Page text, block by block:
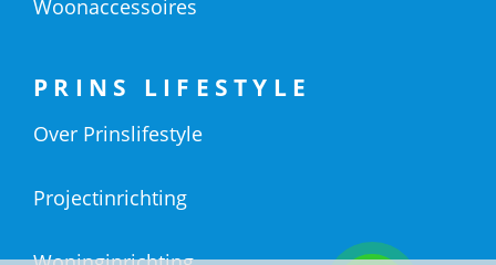
Woonaccessoires
PRINS LIFESTYLE
Over Prinslifestyle
Projectinrichting